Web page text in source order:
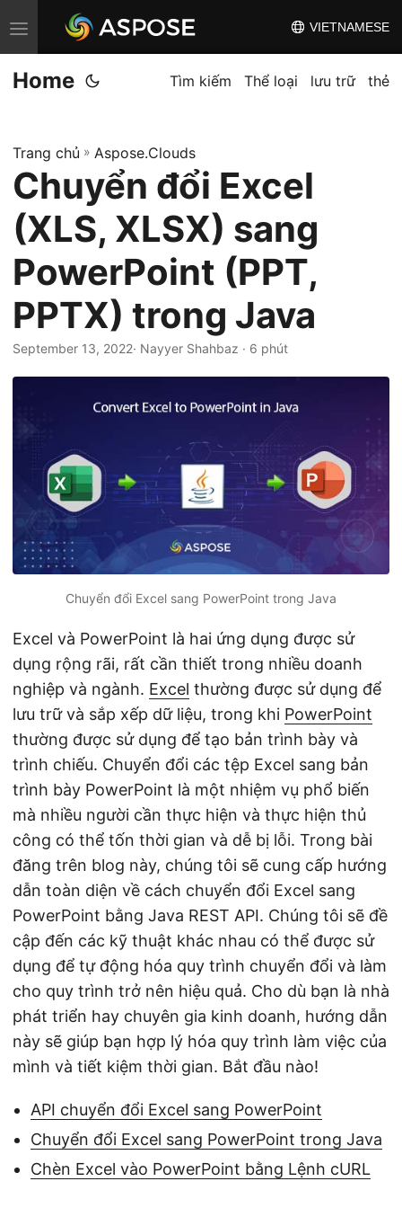
C
h
u
n
đ
đ
i
ề
u
h
VIETNAMESE
Home Tìm kiếm Thể loại lưu trữ thẻ
Trang chủ » Aspose.Clouds
Chuyển đổi Excel
(XLS, XLSX) sang
PowerPoint (PPT,
PPTX) trong Java
September 13, 2022· Nayyer Shahbaz · 6 phút
Chuyển đổi Excel sang PowerPoint trong Java
Excel và PowerPoint là hai ứng dụng được sử
dụng rộng rãi, rất cần thiết trong nhiều doanh
nghiệp và ngành. Excel thường được sử dụng để
lưu trữ và sắp xếp dữ liệu, trong khi PowerPoint
thường được sử dụng để tạo bản trình bày và
trình chiếu. Chuyển đổi các tệp Excel sang bản
trình bày PowerPoint là một nhiệm vụ phổ biến
mà nhiều người cần thực hiện và thực hiện thủ
công có thể tốn thời gian và dễ bị lỗi. Trong bài
đăng trên blog này, chúng tôi sẽ cung cấp hướng
dẫn toàn diện về cách chuyển đổi Excel sang
PowerPoint bằng Java REST API. Chúng tôi sẽ đề
cập đến các kỹ thuật khác nhau có thể được sử
dụng để tự động hóa quy trình chuyển đổi và làm
cho quy trình trở nên hiệu quả. Cho dù bạn là nhà
phát triển hay chuyên gia kinh doanh, hướng dẫn
này sẽ giúp bạn hợp lý hóa quy trình làm việc của
mình và tiết kiệm thời gian. Bắt đầu nào!
API chuyển đổi Excel sang PowerPoint
Chuyển đổi Excel sang PowerPoint trong Java
Chèn Excel vào PowerPoint bằng Lệnh cURL